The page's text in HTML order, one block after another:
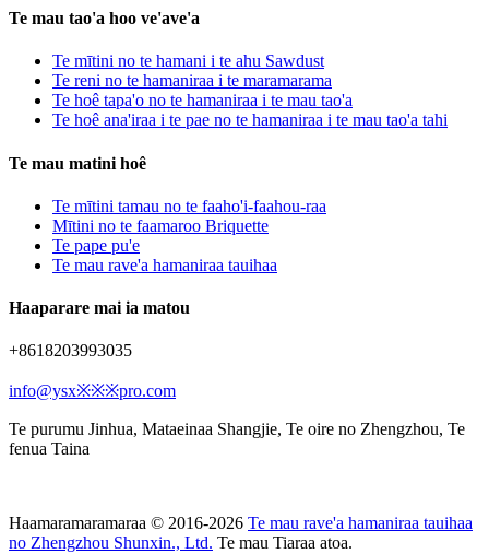
Te mau tao'a hoo ve'ave'a
Te mītini no te hamani i te ahu Sawdust
Te reni no te hamaniraa i te maramarama
Te hoê tapa'o no te hamaniraa i te mau tao'a
Te hoê ana'iraa i te pae no te hamaniraa i te mau tao'a tahi
Te mau matini hoê
Te mītini tamau no te faaho'i-faahou-raa
Mītini no te faamaroo Briquette
Te pape pu'e
Te mau rave'a hamaniraa tauihaa
Haaparare mai ia matou
+8618203993035
info@ysx※※※pro.com
Te purumu Jinhua, Mataeinaa Shangjie, Te oire no Zhengzhou, Te
fenua Taina
Haamaramaramaraa © 2016-2026 Te mau rave'a hamaniraa tauihaa
no Zhengzhou Shunxin., Ltd. Te mau Tiaraa atoa.